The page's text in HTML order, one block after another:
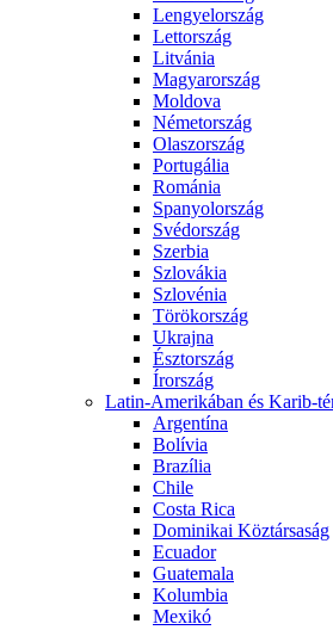
Lengyelország
Lettország
Litvánia
Magyarország
Moldova
Németország
Olaszország
Portugália
Románia
Spanyolország
Svédország
Szerbia
Szlovákia
Szlovénia
Törökország
Ukrajna
Észtország
Írország
Latin-Amerikában és Karib-
Argentína
Bolívia
Brazília
Chile
Costa Rica
Dominikai Köztársaság
Ecuador
Guatemala
Kolumbia
Mexikó